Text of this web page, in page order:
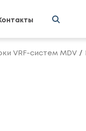
VRF-систем MDV